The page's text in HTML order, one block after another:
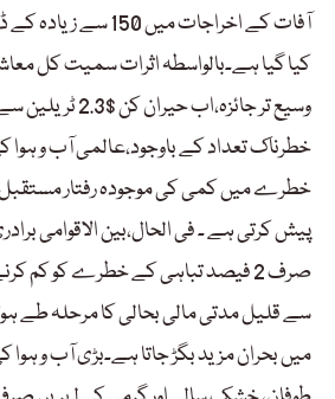
آفات کے اخراجات میں
کیا گیا ہے۔بالواسطہ اثرات سمیت کل
وسیع تر جائزہ،اب
خطرناک تعداد کے باوجود،عالمی آب و ہوا
خطرے میں کمی کی موجودہ رفتار
پیش کرتی ہے ۔ فی الحال،بین الاقوامی
صرف 2 فیصد تباہی کے خطرے کو کم
سے قلیل مدتی مالی بحالی کا مرحلہ طے
میں بحران مزید بگڑ جاتا ہے۔بڑی آب و ہوا